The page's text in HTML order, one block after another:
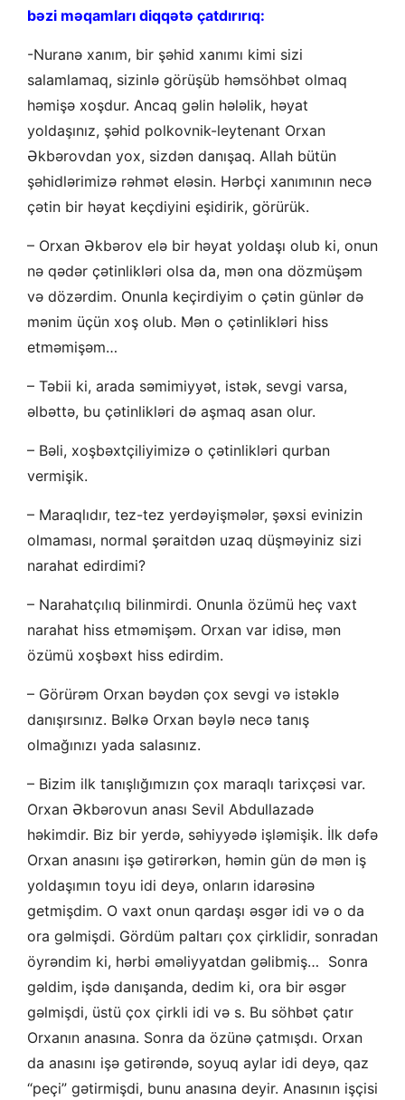
bəzi məqamları diqqətə çatdırırıq:
-Nuranə xanım, bir şəhid xanımı kimi sizi
salamlamaq, sizinlə görüşüb həmsöhbət olmaq
həmişə xoşdur. Ancaq gəlin hələlik, həyat
yoldaşınız, şəhid polkovnik-leytenant Orxan
Əkbərovdan yox, sizdən danışaq. Allah bütün
şəhidlərimizə rəhmət eləsin. Hərbçi xanımının necə
çətin bir həyat keçdiyini eşidirik, görürük.
– Orxan Əkbərov elə bir həyat yoldaşı olub ki, onun
nə qədər çətinlikləri olsa da, mən ona dözmüşəm
və dözərdim. Onunla keçirdiyim o çətin günlər də
mənim üçün xoş olub. Mən o çətinlikləri hiss
etməmişəm…
– Təbii ki, arada səmimiyyət, istək, sevgi varsa,
əlbəttə, bu çətinlikləri də aşmaq asan olur.
– Bəli, xoşbəxtçiliyimizə o çətinlikləri qurban
vermişik.
– Maraqlıdır, tez-tez yerdəyişmələr, şəxsi evinizin
olmaması, normal şəraitdən uzaq düşməyiniz sizi
narahat edirdimi?
– Narahatçılıq bilinmirdi. Onunla özümü heç vaxt
narahat hiss etməmişəm. Orxan var idisə, mən
özümü xoşbəxt hiss edirdim.
– Görürəm Orxan bəydən çox sevgi və istəklə
danışırsınız. Bəlkə Orxan bəylə necə tanış
olmağınızı yada salasınız.
– Bizim ilk tanışlığımızın çox maraqlı tarixçəsi var.
Orxan Əkbərovun anası Sevil Abdullazadə
həkimdir. Biz bir yerdə, səhiyyədə işləmişik. İlk dəfə
Orxan anasını işə gətirərkən, həmin gün də mən iş
yoldaşımın toyu idi deyə, onların idarəsinə
getmişdim. O vaxt onun qardaşı əsgər idi və o da
ora gəlmişdi. Gördüm paltarı çox çirklidir, sonradan
öyrəndim ki, hərbi əməliyyatdan gəlibmiş… Sonra
gəldim, işdə danışanda, dedim ki, ora bir əsgər
gəlmişdi, üstü çox çirkli idi və s. Bu söhbət çatır
Orxanın anasına. Sonra da özünə çatmışdı. Orxan
da anasını işə gətirəndə, soyuq aylar idi deyə, qaz
“peçi” gətirmişdi, bunu anasına deyir. Anasının işçisi